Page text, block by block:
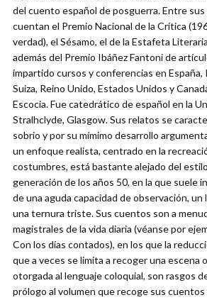
del cuento español de posguerra. Entre
cuentan el Premio Nacional de la Crítica
verdad), el Sésamo, el de la Estafeta
además del Premio Ibáñez Fantoni de
impartido cursos y conferencias en España,
Suiza, Reino Unido, Estados Unidos y
Escocia. Fue catedrático de español en la
Stralhclyde, Glasgow. Sus relatos se
sobrio y por su mímimo desarrollo
un enfoque realista, centrado en la
costumbres, está bastante alejado del
generación de los años 50, en la que suele
de una aguda capacidad de observación,
una ternura triste. Sus cuentos son a
magistrales de la vida diaria (véanse por
Con los días contados), en los que la
que a veces se limita a recoger una escena
otorgada al lenguaje coloquial, son rasgos
prólogo al volumen que recoge sus